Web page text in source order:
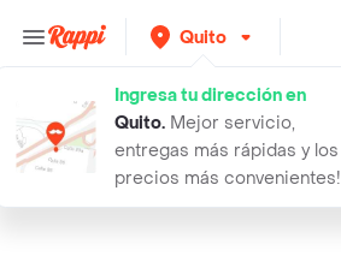
Quito
Ingresa tu dirección en
Quito. Mejor servicio,
entregas más rápidas y los
precios más convenientes!
pacari chocolate menta organico